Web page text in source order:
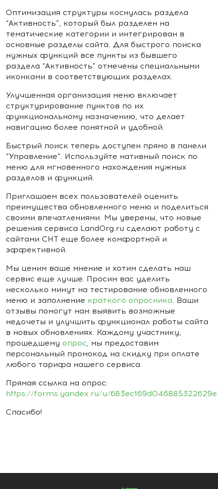
Оптимизация структуры коснулась раздела
“Активность”, который был разделен на
тематические категории и интегрирован в
основные разделы сайта. Для быстрого поиска
нужных функций все пункты из бывшего
раздела “Активность” отмечены специальными
иконками в соответствующих разделах.
Улучшенная организация меню включает
структурирование пунктов по их
функциональному назначению, что делает
навигацию более понятной и удобной.
Быстрый поиск теперь доступен прямо в панели
“Управление”. Используйте нативный поиск по
меню для мгновенного нахождения нужных
разделов и функций.
Приглашаем всех пользователей оценить
преимущества обновленного меню и поделиться
своими впечатлениями. Мы уверены, что новые
решения сервиса LandOrg.ru сделают работу с
сайтами СНТ еще более комфортной и
эффективной.
Мы ценим ваше мнение и хотим сделать наш
сервис еще лучше. Просим вас уделить
несколько минут на тестирование обновленного
меню и заполнение краткого опросника. Ваши
отзывы помогут нам выявить возможные
недочеты и улучшить функционал работы сайта
в новых обновлениях. Каждому участнику,
прошедшему опрос, мы предоставим
персональный промокод на скидку при оплате
любого тарифа нашего сервиса.
Прямая ссылка на опрос:
https://forms.yandex.ru/u/
Спасибо!